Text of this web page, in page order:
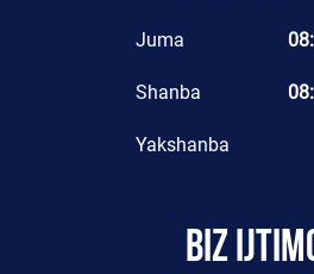
Juma
Shanba
Yakshanba
Biz